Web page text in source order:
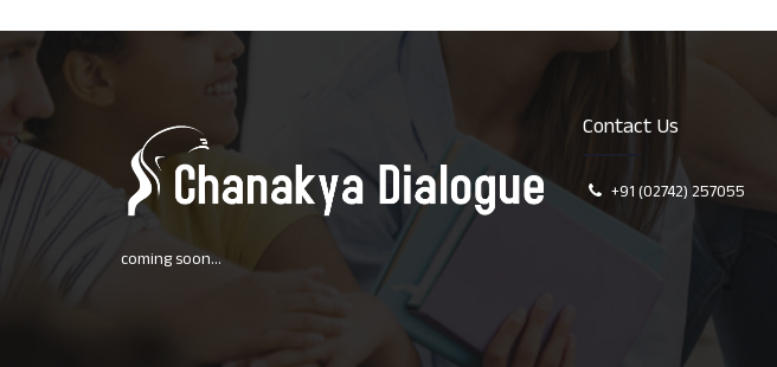
coming soon...
Contact Us
+91 (02742) 257055